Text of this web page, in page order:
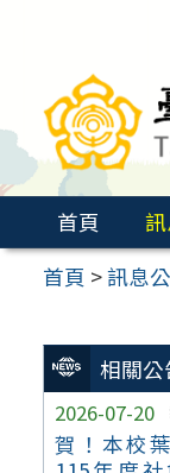
要
容
首頁
首頁 >訊息
相關公
2026-07-20
賀！本校